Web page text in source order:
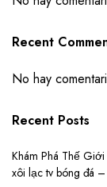
Recent
No hay
Recent Posts
Khám Phá Thế
xôi lạc tv bóng đá